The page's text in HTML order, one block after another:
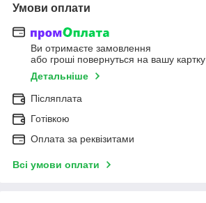
Умови оплати
Ви отримаєте замовлення
або гроші повернуться на вашу картку
Детальніше
Післяплата
Готівкою
Оплата за реквізитами
Всі умови оплати